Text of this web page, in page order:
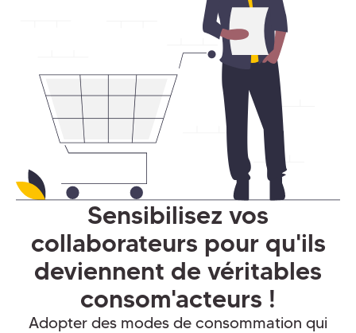
Sensibilisez vos
collaborateurs pour qu'ils
deviennent de véritables
consom'acteurs !
Adopter des modes de consommation qui